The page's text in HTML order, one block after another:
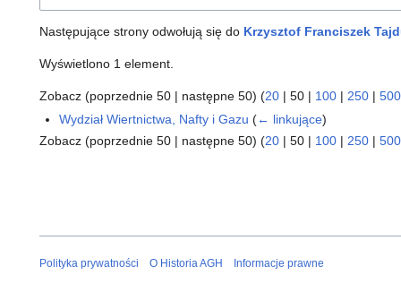
Następujące strony odwołują się do Krzysztof Franciszek
Wyświetlono 1 element.
Zobacz (poprzednie 50 | następne 50) (20 | 50 | 100 | 250 | 500
Wydział Wiertnictwa, Nafty i Gazu (← linkujące)
Zobacz (poprzednie 50 | następne 50) (20 | 50 | 100 | 250 | 500
Polityka prywatności O Historia AGH Informacje prawne